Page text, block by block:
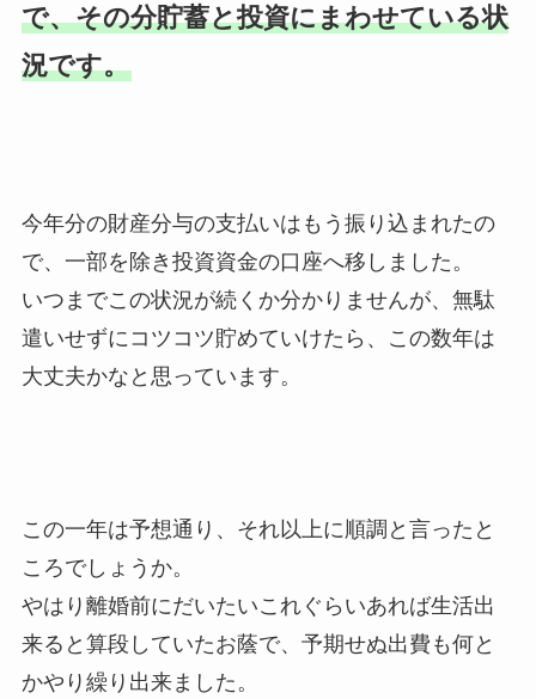
で、その分貯蓄と投資にまわせている状
況です。
今年分の財産分与の支払いはもう振り込まれたの
で、一部を除き投資資金の口座へ移しました。
いつまでこの状況が続くか分かりませんが、無駄
遣いせずにコツコツ貯めていけたら、この数年は
大丈夫かなと思っています。
この一年は予想通り、それ以上に順調と言ったと
ころでしょうか。
やはり離婚前にだいたいこれぐらいあれば生活出
来ると算段していたお蔭で、予期せぬ出費も何と
かやり繰り出来ました。